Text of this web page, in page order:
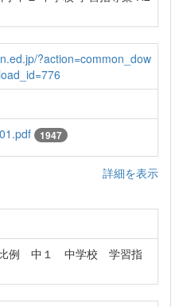
?action=common_dow
1947
詳細を表示
例 中１ 中学校 学習指